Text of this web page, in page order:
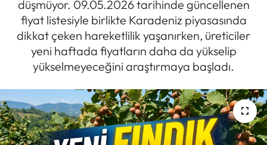
düşmüyor. 09.05.2026 tarihinde güncellenen
fiyat listesiyle birlikte Karadeniz piyasasında
dikkat çeken hareketlilik yaşanırken, üreticiler
yeni haftada fiyatların daha da yükselip
yükselmeyeceğini araştırmaya başladı.
Röportaj
Manşet
Köşe Yazıları
Karikatür Galeri